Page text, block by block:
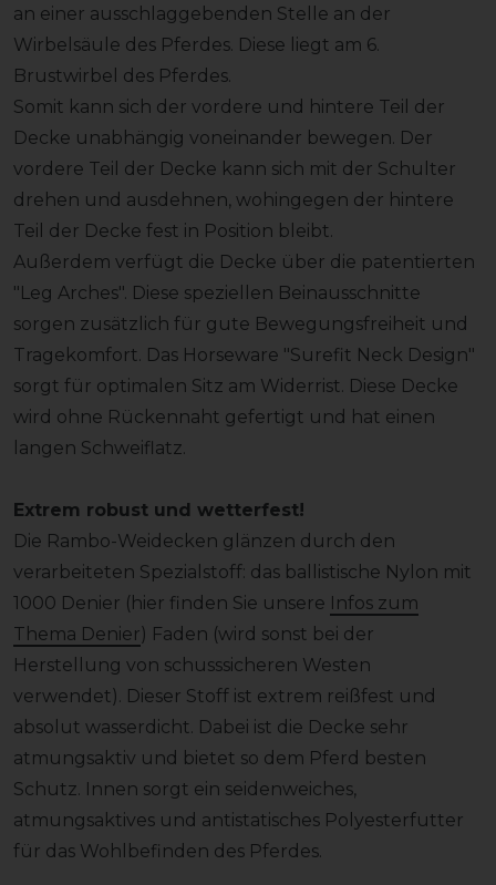
an einer ausschlaggebenden Stelle an der
Wirbelsäule des Pferdes. Diese liegt am 6.
Brustwirbel des Pferdes.
Somit kann sich der vordere und hintere Teil der
Decke unabhängig voneinander bewegen. Der
vordere Teil der Decke kann sich mit der Schulter
drehen und ausdehnen, wohingegen der hintere
Teil der Decke fest in Position bleibt.
Außerdem verfügt die Decke über die patentierten
"Leg Arches". Diese speziellen Beinausschnitte
sorgen zusätzlich für gute Bewegungsfreiheit und
Tragekomfort. Das Horseware "Surefit Neck Design"
sorgt für optimalen Sitz am Widerrist. Diese Decke
wird ohne Rückennaht gefertigt und hat einen
langen Schweiflatz.
Extrem robust und wetterfest!
Die Rambo-Weidecken glänzen durch den
verarbeiteten Spezialstoff: das ballistische Nylon mit
1000 Denier (hier finden Sie unsere Infos zum
Thema Denier) Faden (wird sonst bei der
Herstellung von schusssicheren Westen
verwendet). Dieser Stoff ist extrem reißfest und
absolut wasserdicht. Dabei ist die Decke sehr
atmungsaktiv und bietet so dem Pferd besten
Schutz. Innen sorgt ein seidenweiches,
atmungsaktives und antistatisches Polyesterfutter
für das Wohlbefinden des Pferdes.